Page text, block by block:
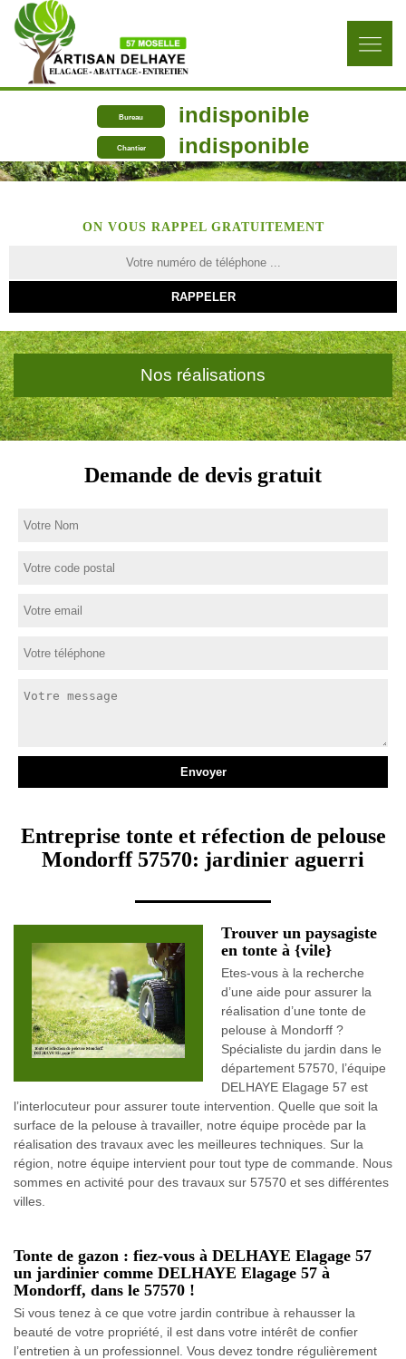
Bureau indisponible
Chantier indisponible
ON VOUS RAPPEL GRATUITEMENT
Nos réalisations
Demande de devis gratuit
Entreprise tonte et réfection de pelouse
Mondorff 57570: jardinier aguerri
Trouver un paysagiste
en tonte à {vile}
Etes-vous à la recherche
d’une aide pour assurer la
réalisation d’une tonte de
pelouse à Mondorff ?
Spécialiste du jardin dans le
département 57570, l’équipe
DELHAYE Elagage 57 est
l’interlocuteur pour assurer toute intervention. Quelle que soit la
surface de la pelouse à travailler, notre équipe procède par la
réalisation des travaux avec les meilleures techniques. Sur la
région, notre équipe intervient pour tout type de commande. Nous
sommes en activité pour des travaux sur 57570 et ses différentes
villes.
Tonte de gazon : fiez-vous à DELHAYE Elagage 57
un jardinier comme DELHAYE Elagage 57 à
Mondorff, dans le 57570 !
Si vous tenez à ce que votre jardin contribue à rehausser la
beauté de votre propriété, il est dans votre intérêt de confier
l’entretien à un professionnel. Vous devez tondre régulièrement